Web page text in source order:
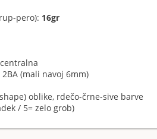
pero): 16gr
(mali navoj 6mm)
oblike, rdečo-črne-sive barve
/ 5= zelo grob)